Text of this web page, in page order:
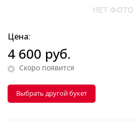
Цена:
4 600 руб.
Скоро появится
Выбрать другой букет